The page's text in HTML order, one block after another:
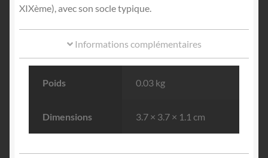
XIXème), avec son socle typique.
Informations complémentaires
Poids 0.03 kg
Dimensions 3.7 × 3.7 × 1.1 cm